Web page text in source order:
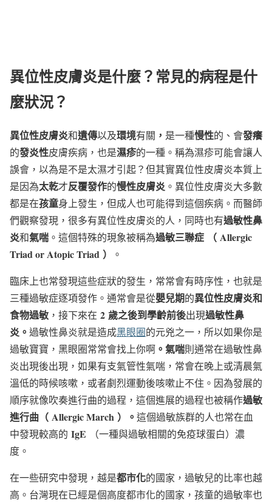
異位性皮膚炎是什麼？常見的病程是什
麼狀況？
異位性皮膚炎和遺傳以及環境有關 ， 是一種慢性的、會發癢
的發炎性皮膚疾病，也是濕疹的一種。稱為濕疹可能會讓人
誤會，以為是不是太濕才引起？但其實異位性皮膚炎本質上
是因為太乾才反覆發作的慢性皮膚炎 。異位性皮膚炎大多數
都是在孩童身上發生，但成人也可能得到這個疾病。而醫師
們觀察發現，很多有異位性皮膚炎的人，同時也有過敏性鼻
炎和氣喘 。這個特殊的現象被稱為過敏三聯症 （ Allergic
Triad or Atopic Triad ） 。
臨床上也常發現這些症狀的發生，常常會有時序性，也就是
三種過敏症逐項發作。通常會是從嬰兒期的異位性皮膚炎和
食物過敏 ，接下來在 2 歲之後到學齡前後出現過敏性鼻
炎。 過敏性鼻炎就是造成黑眼圈的元兇之一，所以如果你是
過敏寶寶，黑眼圈常常會找上你啊 。氣喘則通常在過敏性鼻
炎出現後出現，如果有支氣管性氣喘，常會在晚上或清晨氣
溫低的時候咳嗽，或者劇烈運動後咳嗽止不住。因為發展的
順序就像吹奏進行曲的過程，這個進展的過程也被稱作過敏
進行曲（ Allergic March ）。 這個過敏族群的人也常在血
中發現較高的 IgE
（一種與過敏相關的免疫球蛋白）濃
度。
在一些研究中發現，越是都市化的國家，過敏兒的比率也越
高。台灣現在已經是個高度都市化的國家，孩童的過敏率也